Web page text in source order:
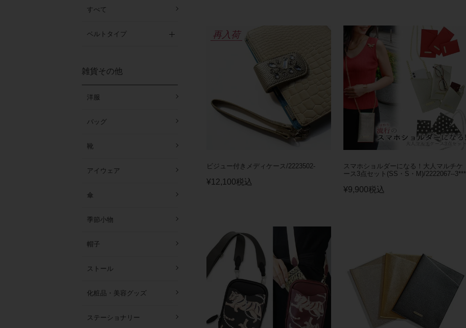
すべて
ベルトタイプ
雑貨その他
洋服
バッグ
靴
アイウェア
傘
季節小物
帽子
ストール
化粧品・美容グッズ
ステーショナリー
再入荷
ビジュー付きメディケース/2223502-
¥12,100税込
スマホショルダーになる！大人マルチケ
ース3点セット(SS・S・M)/2222067--3***
¥9,900税込